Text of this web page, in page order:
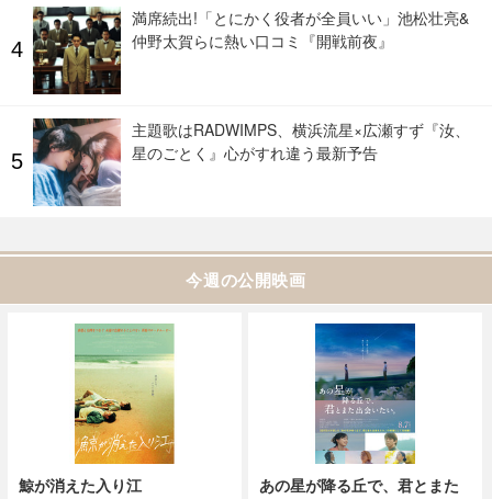
満席続出!「とにかく役者が全員いい」池松壮亮&
仲野太賀らに熱い口コミ『開戦前夜』
主題歌はRADWIMPS、横浜流星×広瀬すず『汝、
星のごとく』心がすれ違う最新予告
今週の公開映画
鯨が消えた入り江
あの星が降る丘で、君とまた